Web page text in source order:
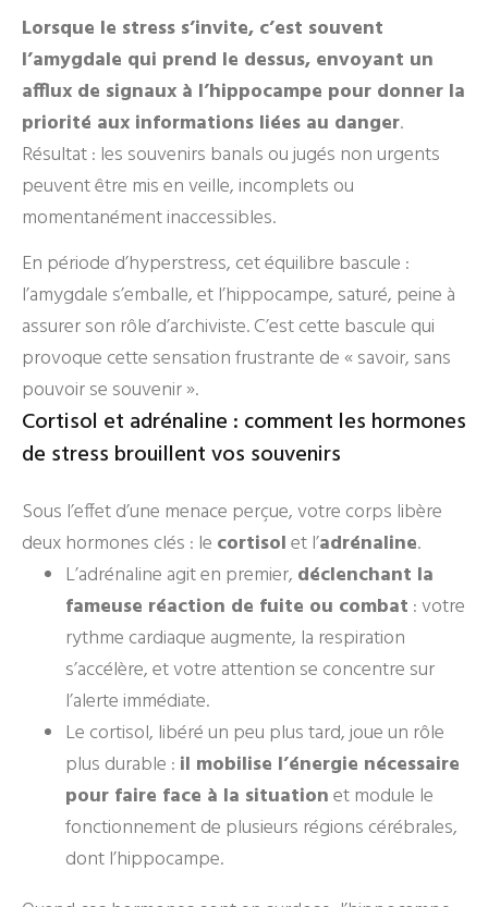
Lorsque le stress s’invite, c’est souvent
l’amygdale qui prend le dessus, envoyant un
afflux de signaux à l’hippocampe pour donner la
priorité aux informations liées au danger.
Résultat : les souvenirs banals ou jugés non urgents
peuvent être mis en veille, incomplets ou
momentanément inaccessibles.
En période d’hyperstress, cet équilibre bascule :
l’amygdale s’emballe, et l’hippocampe, saturé, peine à
assurer son rôle d’archiviste. C’est cette bascule qui
provoque cette sensation frustrante de « savoir, sans
pouvoir se souvenir ».
Cortisol et adrénaline : comment les hormones
de stress brouillent vos souvenirs
Sous l’effet d’une menace perçue, votre corps libère
deux hormones clés : le cortisolet l’adrénaline.
L’adrénaline agit en premier, déclenchant la
fameuse réaction de fuite ou combat : votre
rythme cardiaque augmente, la respiration
s’accélère, et votre attention se concentre sur
l’alerte immédiate.
Le cortisol, libéré un peu plus tard, joue un rôle
plus durable : il mobilise l’énergie nécessaire
pour faire face à la situationet module le
fonctionnement de plusieurs régions cérébrales,
dont l’hippocampe.